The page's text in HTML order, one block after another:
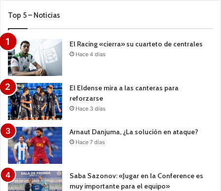
Top 5 – Noticias
El Racing «cierra» su cuarteto de centrales
Hace 4 días
El Eldense mira a las canteras para
reforzarse
Hace 3 días
Arnaut Danjuma, ¿La solución en ataque?
Hace 7 días
Saba Sazonov: «Jugar en la Conference es
muy importante para el equipo»